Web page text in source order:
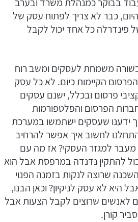
בבוקר כמנהלת משרד ובערב
כבר לא צריך לפתוח עסק של
פינדרלה כל אחד יכול לקבל
משמחת לעסקים ומשב רוח
הקיימות כיום. לא כל עסק
פרסום ובכלל, ישנם עסקים
הפרסום והפלטפורמות
ידענו שעסקים ישתמשו במערכת
לחשוב איך אפשר להרחיב
מעבר למגזר העסקי? אז מה עם
להתקין נדנדה במרפסת אבל הוא
שרוצה לנקות בזמנה הפנוי
היא לא עסק לניקיון? וכאן הבנו,
לאנשים שרוצים לקבל הצעות אבל
קורן.